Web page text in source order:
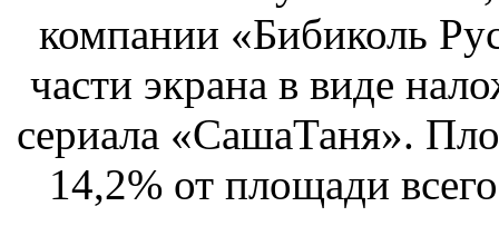
компании «Бибиколь
части экрана в виде
сериала «СашаТаня».
14,2% от площади